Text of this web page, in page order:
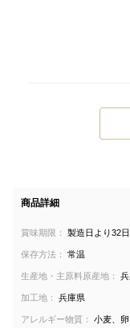
商品詳細
賞味期限： 製造日より32
保存方法： 常温
生産地・主原料原産地：
加工地： 兵庫県
アレルギー物質：
小麦、